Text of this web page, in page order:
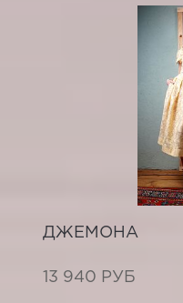
ДЖЕМОНА
13 940 РУБ